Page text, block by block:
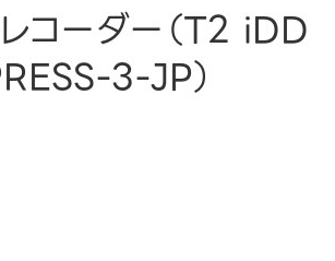
コーダー（T2 iDD
3-JP）